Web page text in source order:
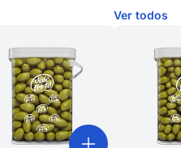
Ver todos